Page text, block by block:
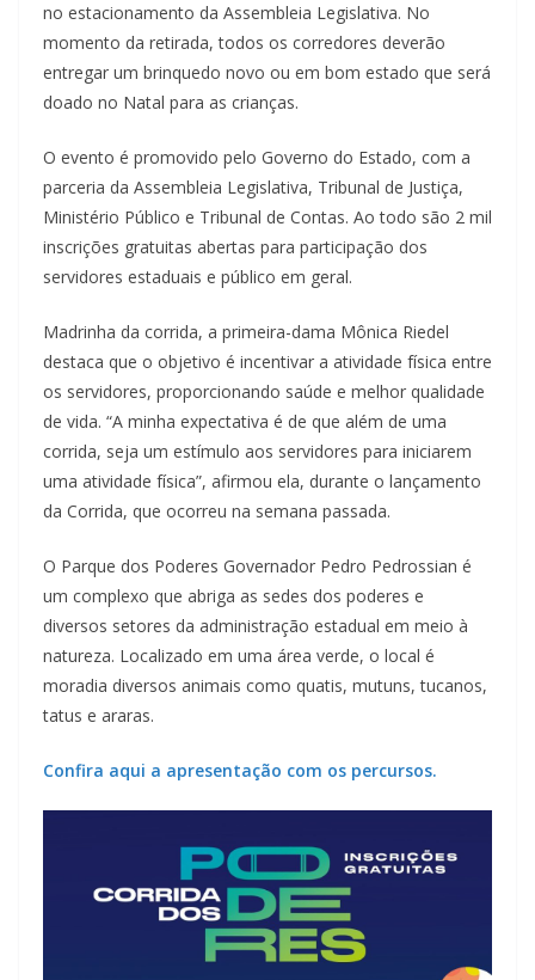
no estacionamento da Assembleia Legislativa. No
momento da retirada, todos os corredores deverão
entregar um brinquedo novo ou em bom estado que será
doado no Natal para as crianças.
O evento é promovido pelo Governo do Estado, com a
parceria da Assembleia Legislativa, Tribunal de Justiça,
Ministério Público e Tribunal de Contas. Ao todo são 2 mil
inscrições gratuitas abertas para participação dos
servidores estaduais e público em geral.
Madrinha da corrida, a primeira-dama Mônica Riedel
destaca que o objetivo é incentivar a atividade física entre
os servidores, proporcionando saúde e melhor qualidade
de vida. “A minha expectativa é de que além de uma
corrida, seja um estímulo aos servidores para iniciarem
uma atividade física”, afirmou ela, durante o lançamento
da Corrida, que ocorreu na semana passada.
O Parque dos Poderes Governador Pedro Pedrossian é
um complexo que abriga as sedes dos poderes e
diversos setores da administração estadual em meio à
natureza. Localizado em uma área verde, o local é
moradia diversos animais como quatis, mutuns, tucanos,
tatus e araras.
Confira aqui a apresentação com os percursos.